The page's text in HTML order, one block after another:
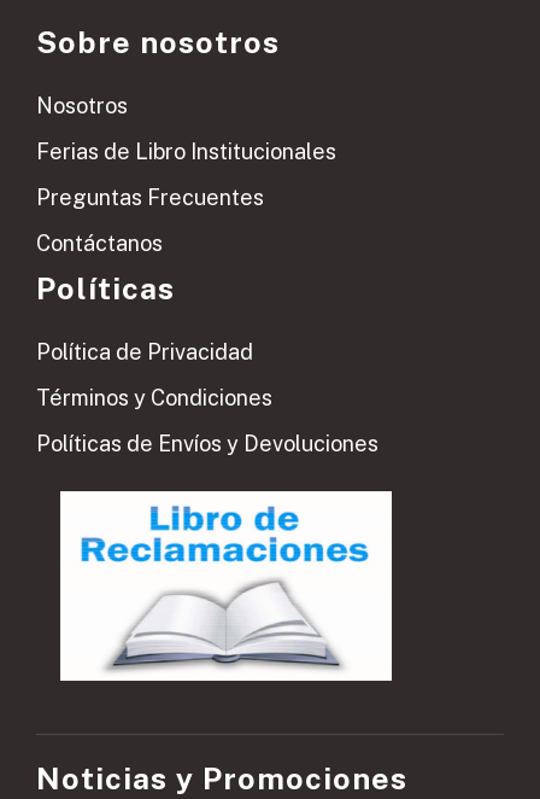
Sobre nosotros
Nosotros
Ferias de Libro Institucionales
Preguntas Frecuentes
Contáctanos
Políticas
Política de Privacidad
Términos y Condiciones
Políticas de Envíos y Devoluciones
Noticias y Promociones